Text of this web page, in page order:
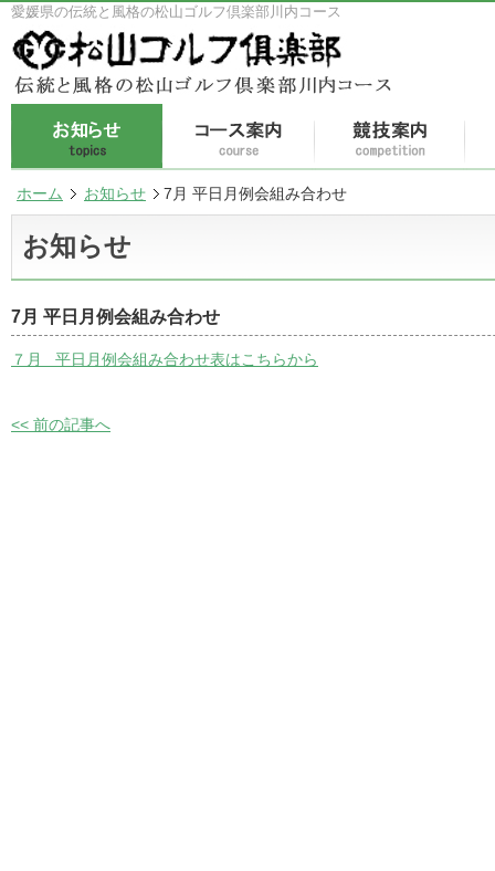
愛媛県の伝統と風格の松山ゴルフ倶楽部川内コース
ホーム お知らせ 7月 平日月例会組み合わせ
お知らせ
7月 平日月例会組み合わせ
７月 平日月例会組み合わせ表はこちらから
<< 前の記事へ